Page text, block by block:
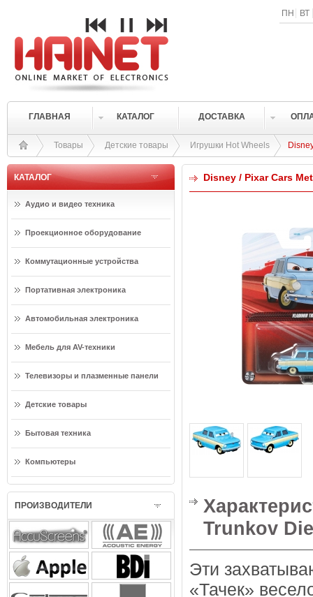
ПН ВТ
ГЛАВНАЯ КАТАЛОГ ДОСТАВКА
Товары Детские товары Игрушки Hot Wheels
КАТАЛОГ
Аудио и видео техника
Проекционное оборудование
Коммутационные устройства
Портативная электроника
Автомобильная электроника
Мебель для AV-техники
Телевизоры и плазменные панели
Детские товары
Бытовая техника
Компьютеры
ПРОИЗВОДИТЕЛИ
Disney / Pixar Cars
Trunkov
Эти
«Тачек»